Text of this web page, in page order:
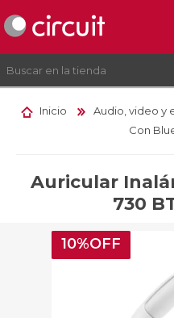
Inicio Audio, video y
Con
Auricular
730
10%OFF